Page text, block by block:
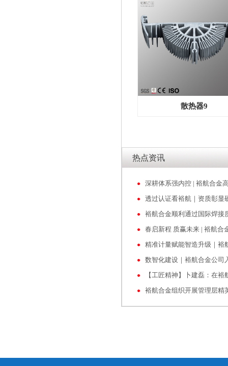
散热器9
热点资讯
透过认证看裕航｜资质彰显
春启新程 质赢未来 | 裕航合
数智化建设｜裕航合金公司
【工匠精神】卜建磊：在
裕航合金组织开展管理层精